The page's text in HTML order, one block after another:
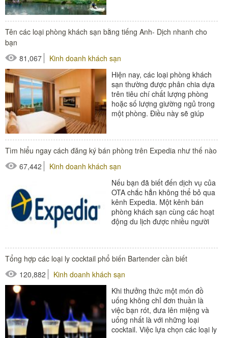
#thiết bị sảnh - ngoại cảnh
Tên các loại phòng khách sạn bằng tiếng Anh- Dịch nhanh cho
bạn
81,067
Kinh doanh khách sạn
Hiện nay, các loại phòng khách
sạn thường được phân chia dựa
trên tiêu chí chất lượng phòng
hoặc số lượng giường ngủ trong
một phòng. Điều này sẽ giúp
Tìm hiểu ngay cách đăng ký bán phòng trên Expedia như thế nào
67,442
Kinh doanh khách sạn
Nếu bạn đã biết đến dịch vụ của
OTA chắc hẳn không thể bỏ qua
kênh Expedia. Một kênh bán
phòng khách sạn cùng các hoạt
động du lịch được nhiều người
Tổng hợp các loại ly cocktail phổ biến Bartender cần biết
120,882
Kinh doanh khách sạn
Khi thưởng thức một món đồ
uống không chỉ đơn thuần là
việc bạn rót, đưa lên miệng và
uống nhất là với những loại
cocktail. Việc lựa chọn các loại ly